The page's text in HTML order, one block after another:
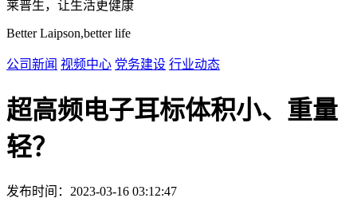
莱普生，让生活更健康
Better Laipson,better life
公司新闻 视频中心 党务建设 行业动态
超高频电子耳标体积小、重量
轻？
发布时间：2023-03-16 03:12:47